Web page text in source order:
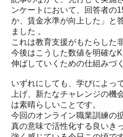
ンケートにおいて、回答者の
か、賃金水準が向上した」と
ました 。
これは教育支援がもたらした
今後はこうした数値を明確な
伸ばしていくための仕組みづ
いずれにしても、学びによっ
上げ、新たなチャレンジの機
は素晴らしいことです。
今回のオンライン職業訓練の
真の意味で活性化する良いき